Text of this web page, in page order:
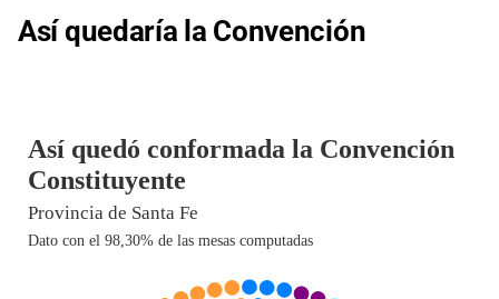
Así quedaría la Convención